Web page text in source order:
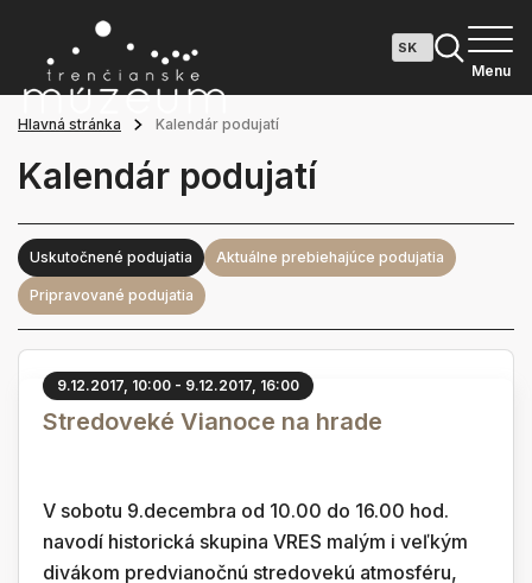
Menu
Hlavná stránka Kalendár podujatí
Kalendár podujatí
Uskutočnené podujatia Aktuálne prebiehajúce podujatia
Pripravované podujatia
9.12.2017, 10:00 - 9.12.2017, 16:00
Stredoveké Vianoce na hrade
V sobotu 9.decembra od 10.00 do 16.00 hod.
navodí historická skupina VRES malým i veľkým
divákom predvianočnú stredovekú atmosféru,